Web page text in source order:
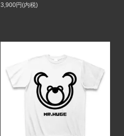
3,900円(内税)